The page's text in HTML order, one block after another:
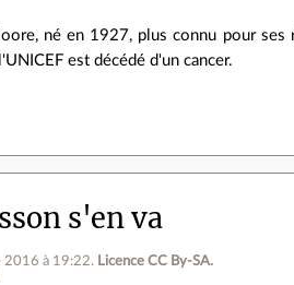
né en 1927, plus connu pour
est décédé d'un cancer.
s'en va
2016 à 19:22. Licence CC By‑SA.